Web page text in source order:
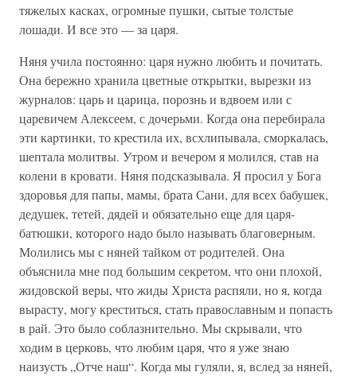
тяжелых касках, огромные пушки, сытые толстые
лошади. И все это — за царя.
Няня учила постоянно: царя нужно любить и почитать.
Она бережно хранила цветные открытки, вырезки из
журналов: царь и царица, порознь и вдвоем или с
царевичем Алексеем, с дочерьми. Когда она перебирала
эти картинки, то крестила их, всхлипывала, сморкалась,
шептала молитвы. Утром и вечером я молился, став на
колени в кровати. Няня подсказывала. Я просил у Бога
здоровья для папы, мамы, брата Сани, для всех бабушек,
дедушек, тетей, дядей и обязательно еще для царя-
батюшки, которого надо было называть благоверным.
Молились мы с няней тайком от родителей. Она
объяснила мне под большим секретом, что они плохой,
жидовской веры, что жиды Христа распяли, но я, когда
вырасту, могу креститься, стать православным и попасть
в рай. Это было соблазнительно. Мы скрывали, что
ходим в церковь, что любим царя, что я уже знаю
наизусть „Отче наш“. Когда мы гуляли, я, вслед за няней,